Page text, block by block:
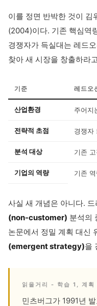
이를 정면 반박한 것이 김
(2004)이다. 기존 핵심역
경쟁자가 득실대는 레드
찾아 새 시장을 창출하라
기준 레드오
산업환경 주어지
전략적 초점 경쟁자
분석 대상 기존 고
기업의 역량 기존
사실 새 개념은 아니다.
(non-customer) 분석의
논문에서 정밀 계획 대신
(emergent strategy)을
읽을거리 - 학습 1, 계획
민츠버그가 1991년